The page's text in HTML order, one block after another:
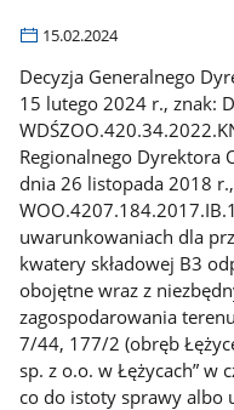
15.02.2024
Decyzja Generalnego
15 lutego 2024 r., znak:
Regionalnego Dyrektora
dnia 26 listopada 2018
uwarunkowaniach dla
kwatery składowej B3
obojętne wraz z
zagospodarowania
7/44, 177/2 (obręb
sp. z o.o. w Łężycach” w
co do istoty sprawy albo